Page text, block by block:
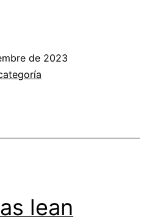
de 2023
lean